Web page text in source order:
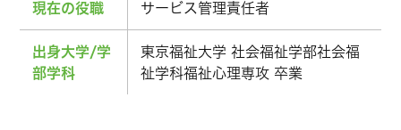
現在の役職 サービス管理責任者
出身大学/学
部学科
東京福祉大学 社会福祉学部社会福
祉学科福祉心理専攻 卒業